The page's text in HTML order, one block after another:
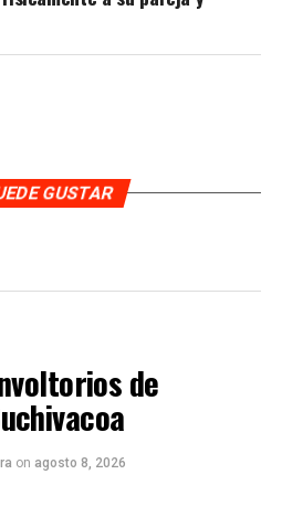
GUSTAR
de
on agosto 8, 2026